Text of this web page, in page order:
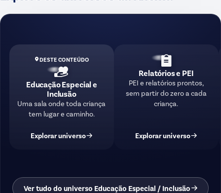
DESTE CONTEÚDO
Educação Especial e
Inclusão
Uma sala onde toda criança
tem lugar e caminho.
Explorar universo
Relatórios e PEI
PEI e relatórios prontos,
sem partir do zero a cada
criança.
Explorar universo
Ver tudo do universo Educação Especial / Inclusão